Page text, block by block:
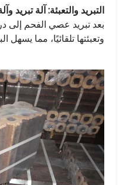
التبريد والتعبئة: آلة تبريد
بعد تبريد عصي الفحم إلى
وتعبئتها تلقائيًا، مما يسهل